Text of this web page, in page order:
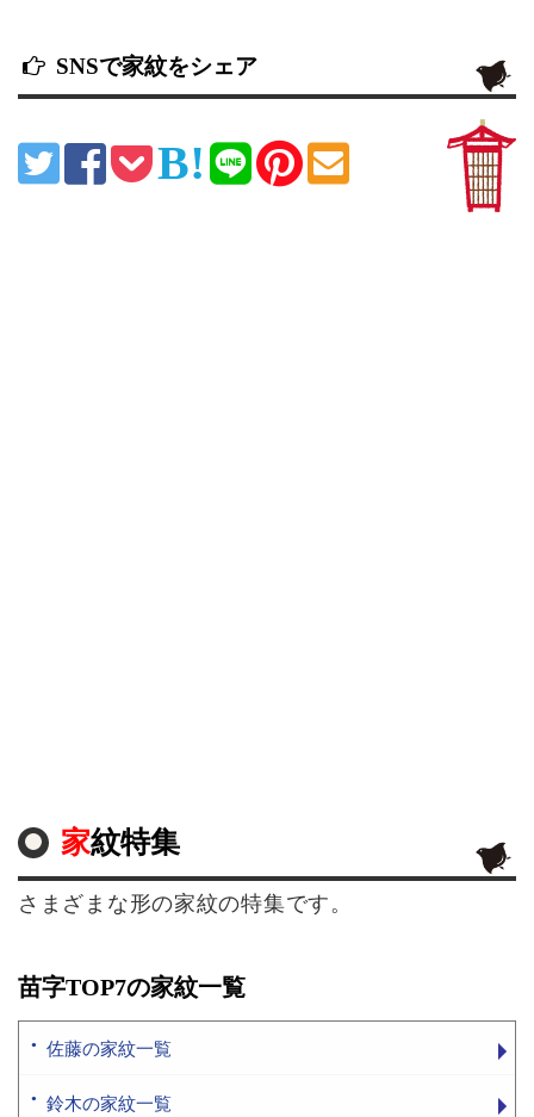
SNSで家紋をシェア
家紋特集
さまざまな形の家紋の特集です。
苗字TOP7の家紋一覧
佐藤の家紋一覧
鈴木の家紋一覧